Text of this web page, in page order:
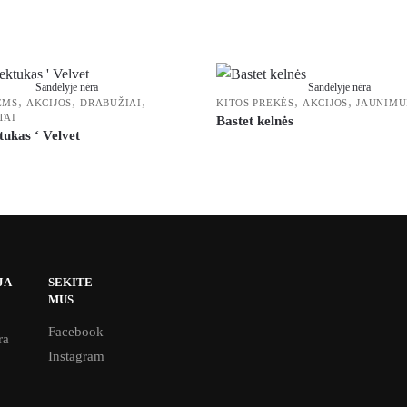
Sandėlyje nėra
, AKCIJOS,DRABUŽIAI ,
‘ Velvet
Sandėlyje nėra
KITOS PREKĖS, AKCIJOS,
Bastet kelnės
SEKITE
MUS
Facebook
Instagram